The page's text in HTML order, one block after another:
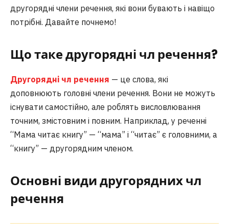
другорядні члени речення, які вони бувають і навіщо
потрібні. Давайте почнемо!
Що таке другорядні чл речення?
Другорядні чл речення — це слова, які
доповнюють головні члени речення. Вони не можуть
існувати самостійно, але роблять висловлювання
точним, змістовним і повним. Наприклад, у реченні
“Мама читає книгу” — “мама” і “читає” є головними, а
“книгу” — другорядним членом.
Основні види другорядних чл
речення